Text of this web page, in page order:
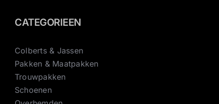
CATEGORIEEN
Colberts & Jassen
Pakken & Maatpakken
Trouwpakken
Schoenen